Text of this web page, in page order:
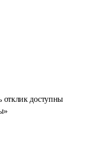
отклик доступны